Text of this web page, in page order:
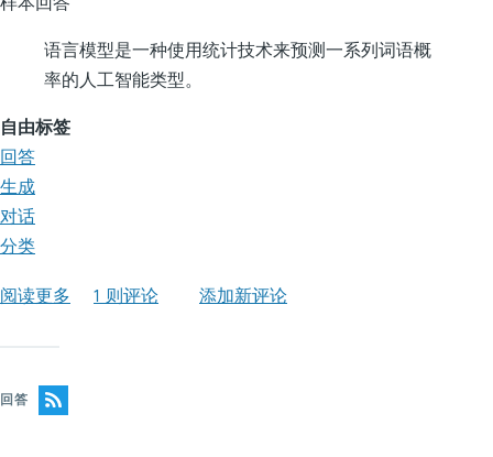
语言模型是一种使用统计技术来预测一系列词语概
率的人工智能类型。
自由标签
回答
生成
对话
分类
阅读更多 1 则评论 添加新评论
回答